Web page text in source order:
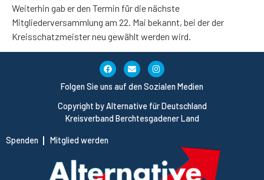
Weiterhin gab er den Termin für die nächste
Mitgliederversammlung am 22. Mai bekannt, bei der der
Kreisschatzmeister neu gewählt werden wird.
Copyright by Alternative für Deutschland
Kreisverband Berchtesgadener Land
Spenden Mitglied werden
Folgen Sie uns auf den Sozialen Medien